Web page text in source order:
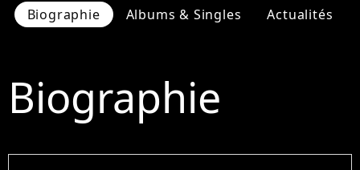
Biographie Albums & Singles Actualités
Biographie